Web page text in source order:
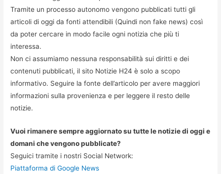
Tramite un processo autonomo vengono pubblicati tutti gli
articoli di oggi da fonti attendibili (Quindi non fake news) così
da poter cercare in modo facile ogni notizia che più ti
interessa.
Non ci assumiamo nessuna responsabilità sui diritti e dei
contenuti pubblicati, il sito Notizie H24 è solo a scopo
informativo. Seguire la fonte dell’articolo per avere maggiori
informazioni sulla provenienza e per leggere il resto delle
notizie.
Vuoi rimanere sempre aggiornato su tutte le notizie di oggi e
domani che vengono pubblicate?
Seguici tramite i nostri Social Network:
Piattaforma di Google News